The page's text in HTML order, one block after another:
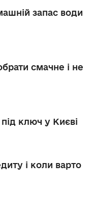
запас води
смачне і не
ключ у Києві
і коли варто